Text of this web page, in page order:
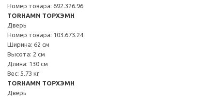
Номер товара: 692.326.96
TORHAMN ТОРХЭМН
Дверь
Номер товара: 103.673.24
Ширина: 62 см
Высота: 2 см
Длина: 130 см
Вес: 5.73 кг
TORHAMN ТОРХЭМН
Дверь